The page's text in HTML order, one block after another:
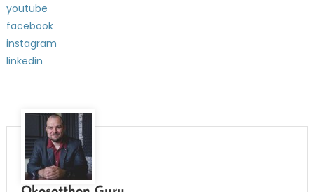
youtube
facebook
instagram
linkedin